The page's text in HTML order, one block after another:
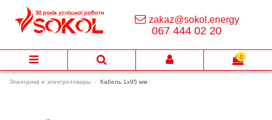
Электрика и электротовары Кабель 1х95 мм
zakaz@sokol.energy
067 444 02 20
0